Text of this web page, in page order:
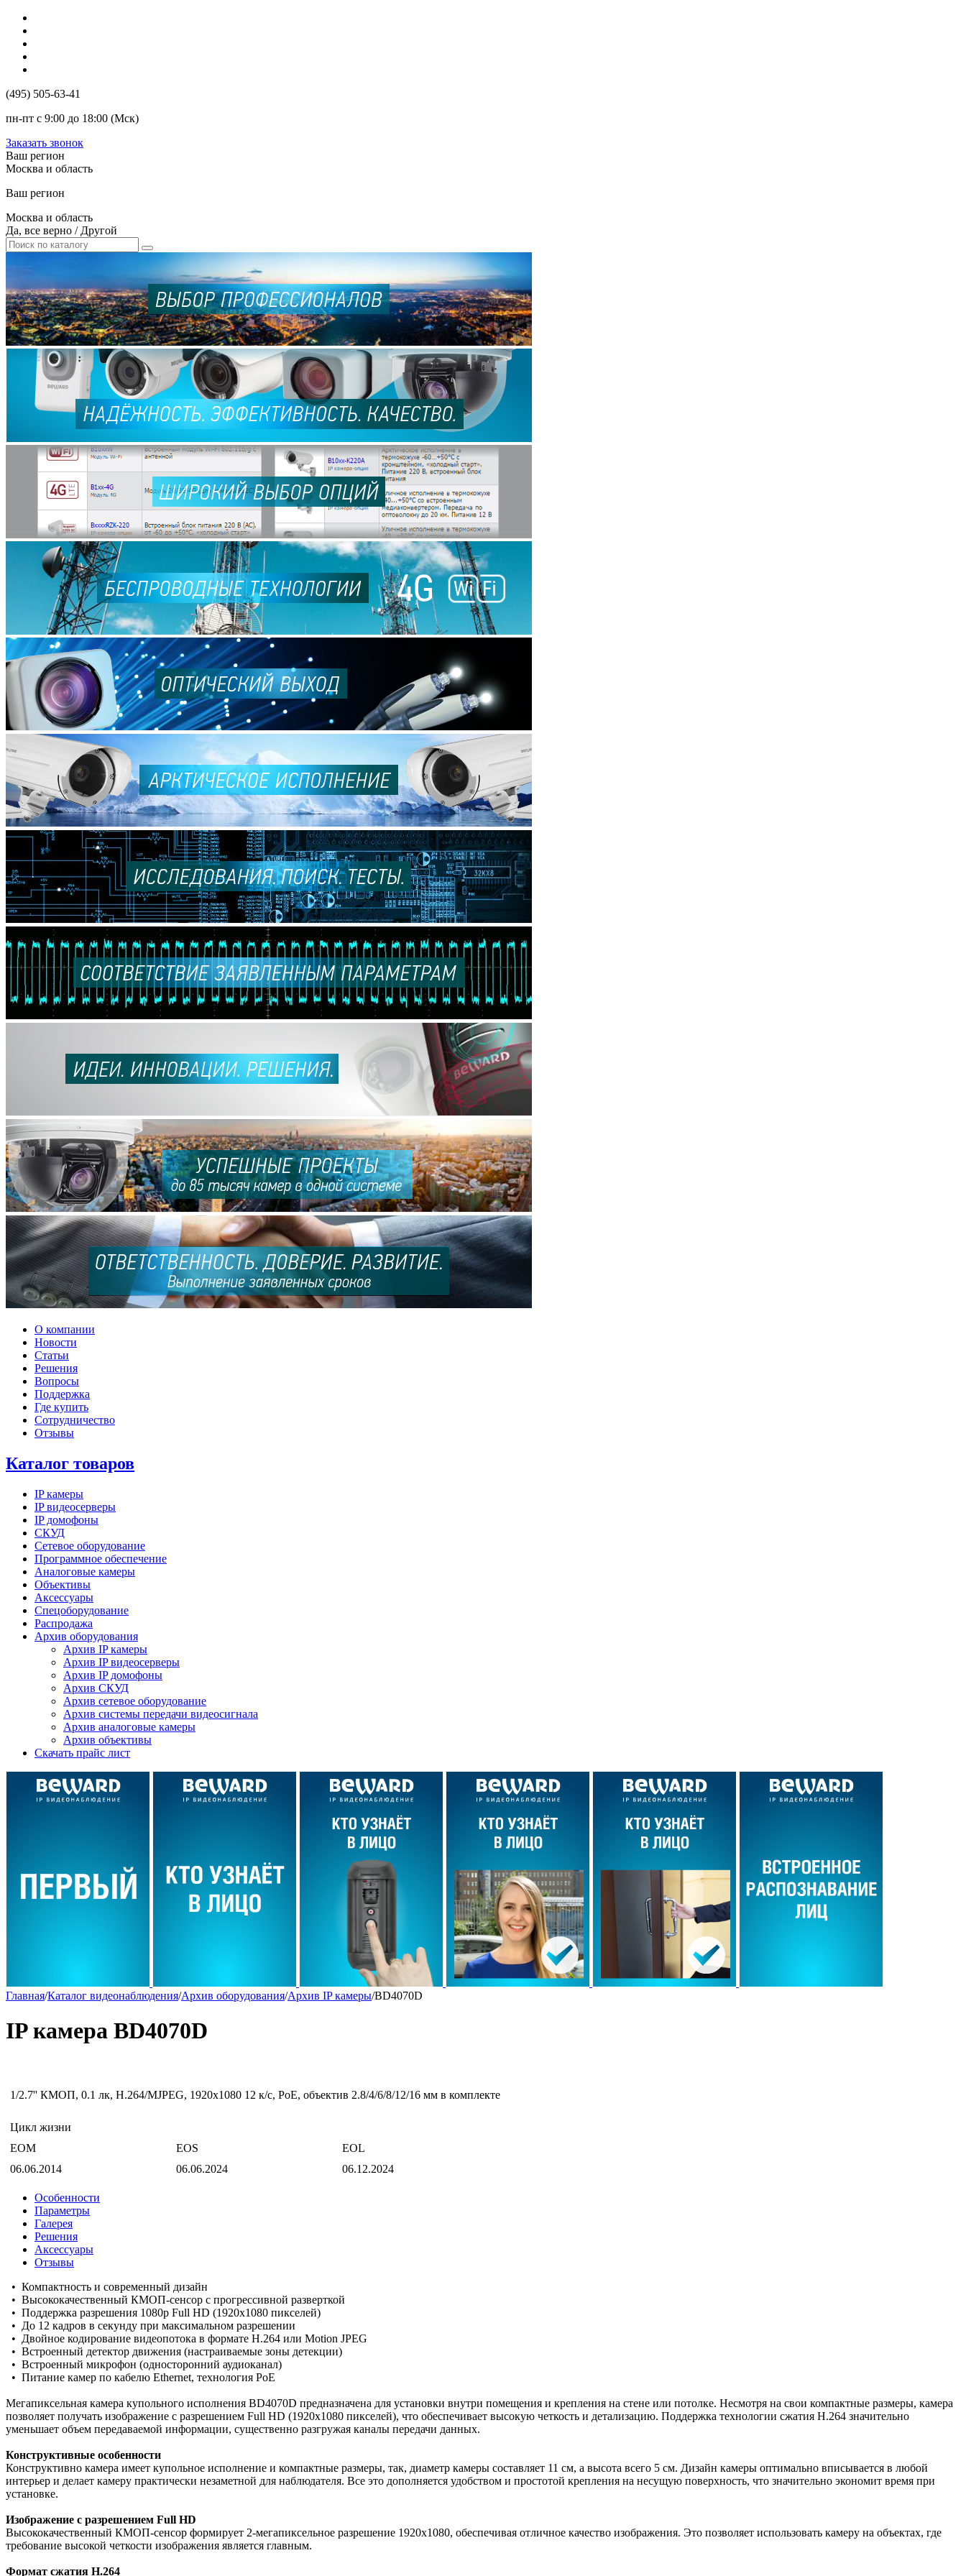
(495) 505-63-41
пн-пт с 9:00 до 18:00 (Мск)
Заказать звонок
Ваш регион
Москва и область
Ваш регион
Москва и область
Да, все верно / Другой
О компании
Новости
Статьи
Решения
Вопросы
Поддержка
Где купить
Сотрудничество
Отзывы
Каталог товаров
IP камеры
IP видеосерверы
IP домофоны
СКУД
Сетевое оборудование
Программное обеспечение
Аналоговые камеры
Объективы
Аксессуары
Спецоборудование
Распродажа
Архив оборудования
Архив IP камеры
Архив IP видеосерверы
Архив IP домофоны
Архив СКУД
Архив сетевое оборудование
Архив системы передачи видеосигнала
Архив аналоговые камеры
Архив объективы
Скачать прайс лист
Главная/Каталог видеонаблюдения/Архив оборудования/Архив IP камеры/BD4070D
IP камера BD4070D
1/2.7'' КМОП, 0.1 лк, Н.264/MJPEG, 1920х1080 12 к/с, PoE, объектив 2.8/4/6/8/12/16 мм в комплекте
Цикл жизни
EOM
EOS
EOL
06.06.2014
06.06.2024 06.12.2024
Особенности
Параметры
Галерея
Решения
Аксессуары
Отзывы
• Компактность и современный дизайн
• Высококачественный КМОП-сенсор с прогрессивной разверткой
• Поддержка разрешения 1080p Full HD (1920х1080 пикселей)
• До 12 кадров в секунду при максимальном разрешении
• Двойное кодирование видеопотока в формате Н.264 или Motion JPEG
• Встроенный детектор движения (настраиваемые зоны детекции)
• Встроенный микрофон (односторонний аудиоканал)
• Питание камер по кабелю Ethernet, технология PoE
Мегапиксельная камера купольного исполнения BD4070D предназначена для установки внутри помещения и крепления на стене или потолке. Несмотря на свои компактные размеры, камера
позволяет получать изображение с разрешением Full HD (1920х1080 пикселей), что обеспечивает высокую четкость и детализацию. Поддержка технологии сжатия Н.264 значительно
уменьшает объем передаваемой информации, существенно разгружая каналы передачи данных.
Конструктивные особенности
Конструктивно камера имеет купольное исполнение и компактные размеры, так, диаметр камеры составляет 11 см, а высота всего 5 см. Дизайн камеры оптимально вписывается в любой
интерьер и делает камеру практически незаметной для наблюдателя. Все это дополняется удобством и простотой крепления на несущую поверхность, что значительно экономит время при
установке.
Изображение с разрешением Full HD
Высококачественный КМОП-сенсор формирует 2-мегапиксельное разрешение 1920х1080, обеспечивая отличное качество изображения. Это позволяет использовать камеру на объектах, где
требование высокой четкости изображения является главным.
Формат сжатия Н.264